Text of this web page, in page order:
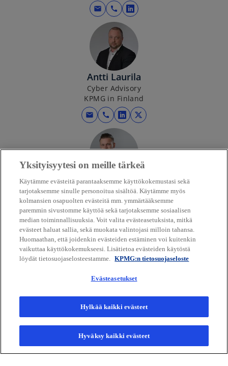
mail call
o
p
n
s
i
n
a
n
e
w
t
a
Antti Laurila
Cyber Advisory
KPMG in Finland
mail call
o
p
s
i
n
a
n
e
w
t
b
o
e
s
i
n
a
n
e
w
t
Lauri Kaipainen
Cyber Advisory
KPMG in Finland
mail call
o
p
e
n
s
n
a
n
e
w
Media
Yritys
Yksityisyytesi on meille tärkeä
Käytämme evästeitä parantaaksemme käyttökokemustasi sekä
tarjotaksemme sinulle personoitua sisältöä. Käytämme myös
kolmansien osapuolten evästeitä mm. ymmärtääksemme
paremmin sivustomme käyttöä sekä tarjotaksemme sosiaalisen
median toiminnallisuuksia. Voit valita evästeasetuksista, mitkä
evästeet haluat sallia, sekä muokata valintojasi milloin tahansa.
Huomaathan, että joidenkin evästeiden estäminen voi kuitenkin
vaikuttaa käyttökokemukseesi. Lisätietoa evästeiden käytöstä
löydät tietosuojaselosteestamme. KPMG:n tietosuojaseloste
Evästeasetukset
Hylkää kaikki evästeet
Hyväksy kaikki evästeet